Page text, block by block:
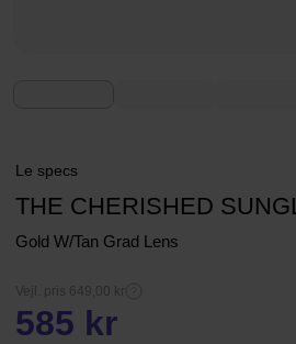
Le specs
THE CHERISHED
Gold W/Tan Grad Lens
Vejl. pris 649,00 kr
585 kr